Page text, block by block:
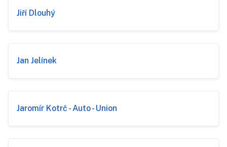
Jiří Dlouhý
Jan Jelínek
Jaromír Kotrč - Auto - Union